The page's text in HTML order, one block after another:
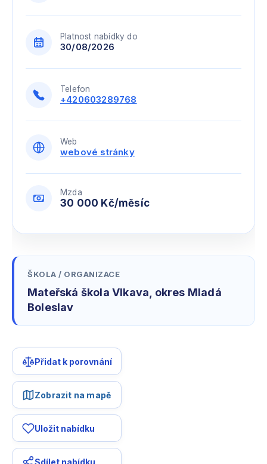
Platnost nabídky do
30/08/2026
Telefon
+420603289768
Web
webové stránky
Mzda
30 000 Kč/měsíc
ŠKOLA / ORGANIZACE
Mateřská škola Vlkava, okres Mladá
Boleslav
Přidat k porovnání
Zobrazit na mapě
Uložit nabídku
Sdílet nabídku